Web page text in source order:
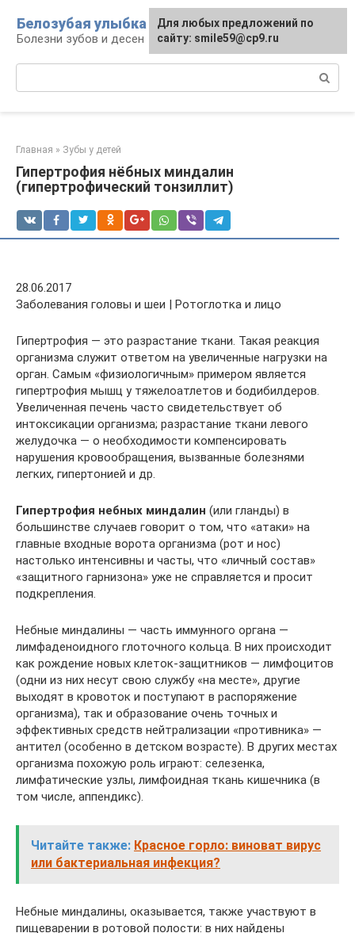
контенту
Белозубая улыбка
Болезни зубов и десен
Главная » Зубы у детей
Гипертрофия нёбных миндалин
(гипертрофический тонзиллит)
28.06.2017
Заболевания головы и шеи | Ротоглотка и лицо
Гипертрофия — это разрастание ткани. Такая реакция
организма служит ответом на увеличенные нагрузки на
орган. Самым «физиологичным» примером является
гипертрофия мышц у тяжелоатлетов и бодибилдеров.
Увеличенная печень часто свидетельствует об
интоксикации организма; разрастание ткани левого
желудочка — о необходимости компенсировать
нарушения кровообращения, вызванные болезнями
легких, гипертонией и др.
Гипертрофия небных миндалин (или гланды) в
большинстве случаев говорит о том, что «атаки» на
главные входные ворота организма (рот и нос)
настолько интенсивны и часты, что «личный состав»
«защитного гарнизона» уже не справляется и просит
подкрепления.
Небные миндалины — часть иммунного органа —
лимфаденоидного глоточного кольца. В них происходит
как рождение новых клеток-защитников — лимфоцитов
(одни из них несут свою службу «на месте», другие
выходят в кровоток и поступают в распоряжение
организма), так и образование очень точных и
эффективных средств нейтрализации «противника» —
антител (особенно в детском возрасте). В других местах
организма похожую роль играют: селезенка,
лимфатические узлы, лимфоидная ткань кишечника (в
том числе, аппендикс).
Читайте также: Красное горло: виноват вирус
или бактериальная инфекция?
Небные миндалины, оказывается, также участвуют в
пищеварении в ротовой полости: в них найдены
Для любых предложений по
сайту: smile59@cp9.ru